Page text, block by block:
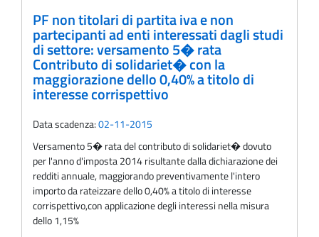
PF non titolari di partita iva e non
partecipanti ad enti interessati dagli studi
di settore: versamento 5� rata
Contributo di solidariet� con la
maggiorazione dello 0,40% a titolo di
interesse corrispettivo
Data scadenza:02-11-2015
Versamento 5� rata del contributo di solidariet� dovuto
per l'anno d'imposta 2014 risultante dalla dichiarazione dei
redditi annuale, maggiorando preventivamente l'intero
importo da rateizzare dello 0,40% a titolo di interesse
corrispettivo,con applicazione degli interessi nella misura
dello 1,15%